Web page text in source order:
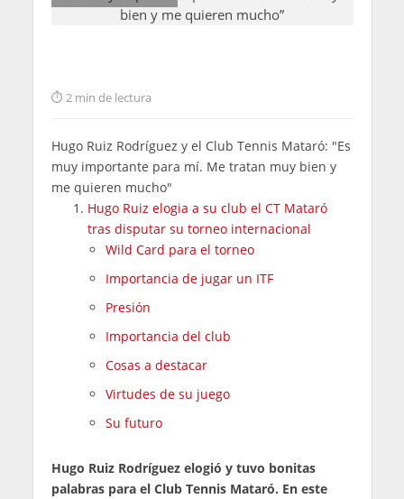
2 min de lectura
Hugo Ruiz Rodríguez y el Club Tennis Mataró: "Es
muy importante para mí. Me tratan muy bien y
me quieren mucho"
Hugo Ruiz elogia a su club el CT Mataró
tras disputar su torneo internacional
Wild Card para el torneo
Importancia de jugar un ITF
Presión
Importancia del club
Cosas a destacar
Virtudes de su juego
Su futuro
Hugo Ruiz Rodríguez elogió y tuvo bonitas
palabras para el Club Tennis Mataró. En este